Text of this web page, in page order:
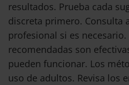
resultados. Prueba cada
discreta primero. Consulta
profesional si es necesario.
recomendadas son
pueden funcionar. Los
uso de adultos. Revisa los